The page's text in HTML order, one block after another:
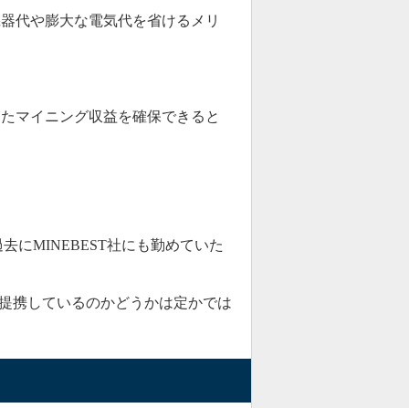
ようです。
せん。
代や膨大な電気代を省けるメリ
マイニング収益を確保できると
にMINEBEST社にも勤めていた
携しているのかどうかは定かでは